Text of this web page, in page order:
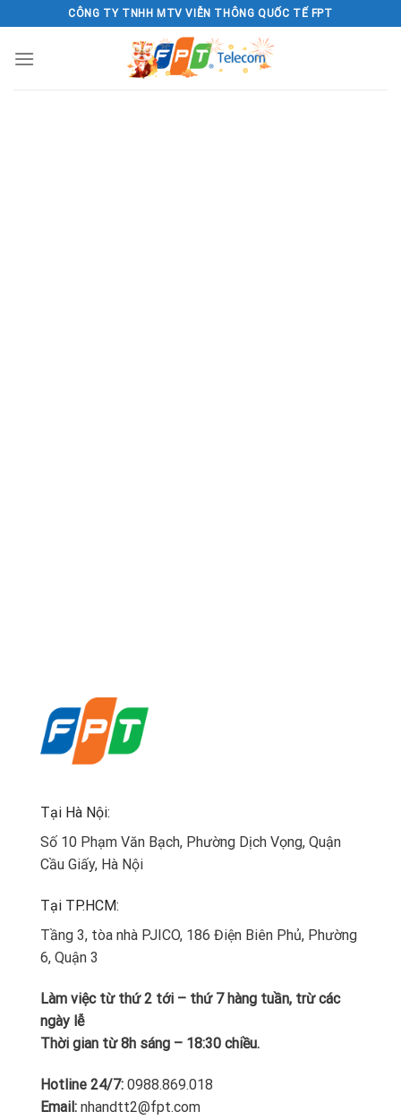
to
content
CÔNG TY TNHH MTV VIỄN THÔNG QUỐC TẾ FPT
Tại Hà Nội:
Số 10 Phạm Văn Bạch, Phường Dịch Vọng, Quận
Cầu Giấy, Hà Nội
Tại TP.HCM:
Tầng 3, tòa nhà PJICO, 186 Điện Biên Phủ, Phường
6, Quận 3
Làm việc từ thứ 2 tới – thứ 7 hàng tuần, trừ các
ngày lễ
Thời gian từ 8h sáng – 18:30 chiều.
Hotline 24/7:0988.869.018
Email: nhandtt2@fpt.com